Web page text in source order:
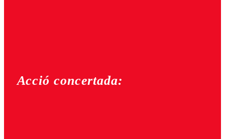
Acció concertada: